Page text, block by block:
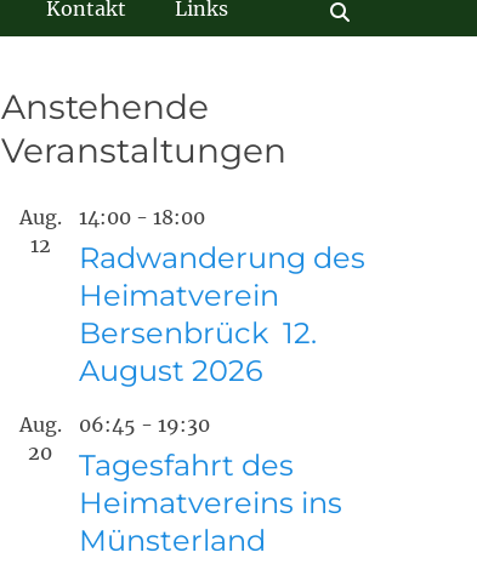
Kontakt Links
Anstehende
Veranstaltungen
Aug.
12
14:00 - 18:00
Radwanderung des
Heimatverein
Bersenbrück 12.
August 2026
Aug.
20
06:45 - 19:30
Tagesfahrt des
Heimatvereins ins
Münsterland